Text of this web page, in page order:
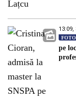
FOTO
pe